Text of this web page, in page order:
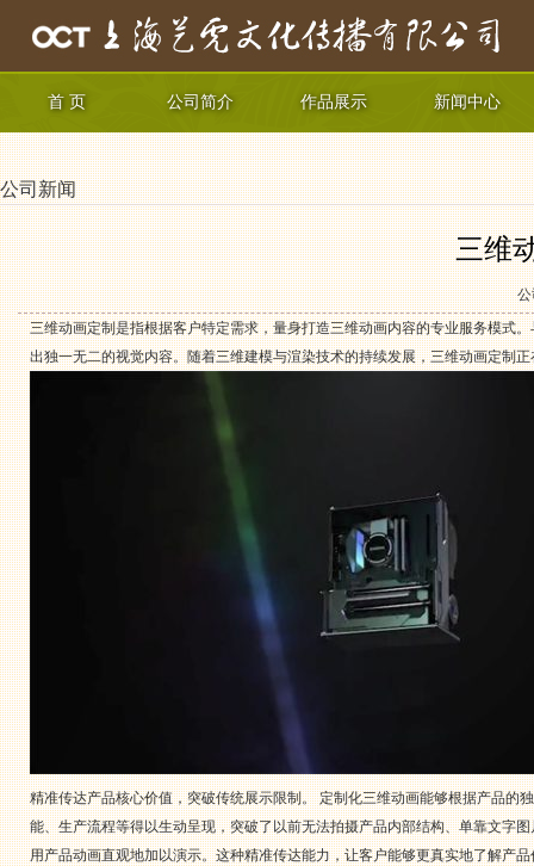
首 页 公司简介 作品展示 新闻中心
公司新闻
三维
公
三维动画定制是指根据客户特定需求，量身打造三维动画内容的专业服务模式
出独一无二的视觉内容。随着三维建模与渲染技术的持续发展，三维动画定制
精准传达产品核心价值，突破传统展示限制。 定制化三维动画能够根据产品
能、生产流程等得以生动呈现，突破了以前无法拍摄产品内部结构、单靠文字
用产品动画直观地加以演示。这种精准传达能力，让客户能够更真实地了解产